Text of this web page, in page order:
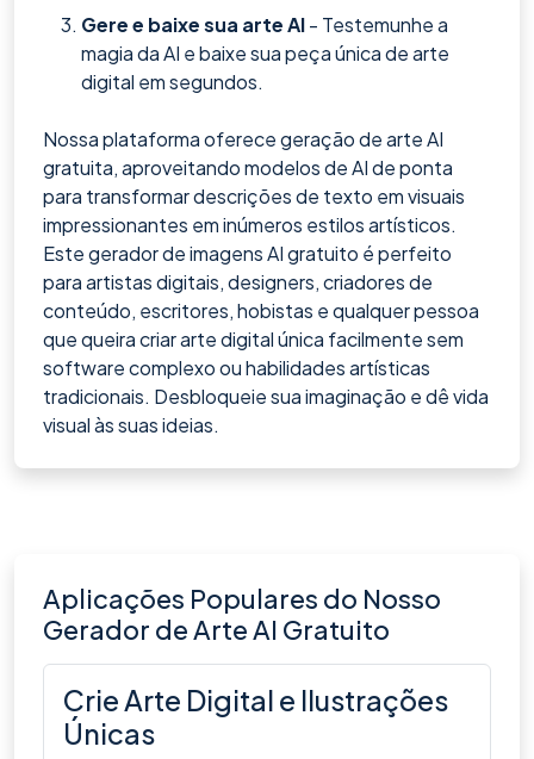
Gere e baixe sua arte AI- Testemunhe a
magia da AI e baixe sua peça única de arte
digital em segundos.
Nossa plataforma oferece geração de arte AI
gratuita, aproveitando modelos de AI de ponta
para transformar descrições de texto em visuais
impressionantes em inúmeros estilos artísticos.
Este gerador de imagens AI gratuito é perfeito
para artistas digitais, designers, criadores de
conteúdo, escritores, hobistas e qualquer pessoa
que queira criar arte digital única facilmente sem
software complexo ou habilidades artísticas
tradicionais. Desbloqueie sua imaginação e dê vida
visual às suas ideias.
Aplicações Populares do Nosso
Gerador de Arte AI Gratuito
Crie Arte Digital e Ilustrações
Únicas